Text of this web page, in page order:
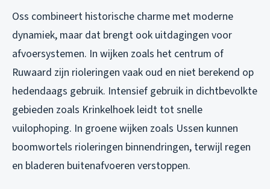
Oss combineert historische charme met moderne
dynamiek, maar dat brengt ook uitdagingen voor
afvoersystemen. In wijken zoals het centrum of
Ruwaard zijn rioleringen vaak oud en niet berekend op
hedendaags gebruik. Intensief gebruik in dichtbevolkte
gebieden zoals Krinkelhoek leidt tot snelle
vuilophoping. In groene wijken zoals Ussen kunnen
boomwortels rioleringen binnendringen, terwijl regen
en bladeren buitenafvoeren verstoppen.